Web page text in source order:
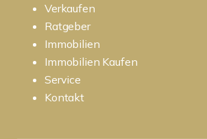
Verkaufen
Ratgeber
Immobilien
Immobilien Kaufen
Service
Kontakt